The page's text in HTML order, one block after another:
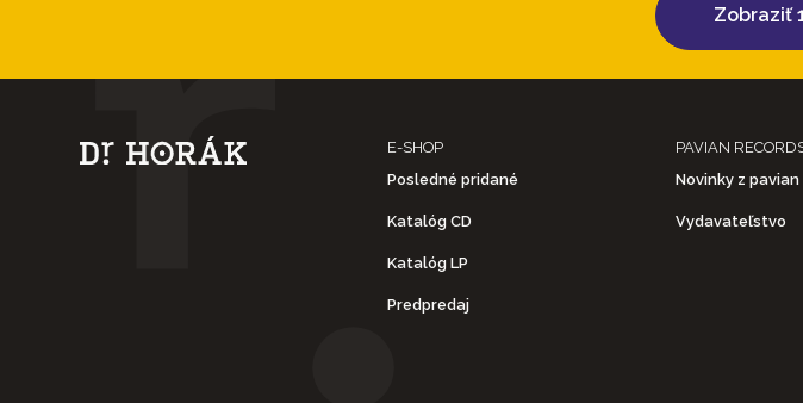
Zobraziť
E-SHOP
Posledné pridané
Katalóg CD
Katalóg LP
Predpredaj
PAVIAN
Novinky z
Vydavateľstvo